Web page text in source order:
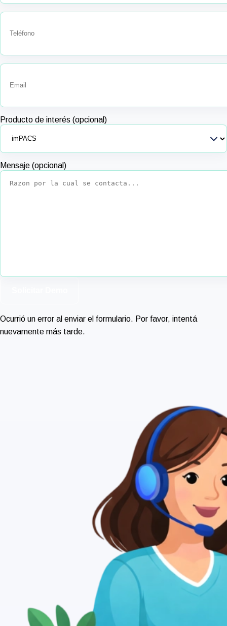
Producto de interés (opcional)
Mensaje (opcional)
Ocurrió un error al enviar el formulario. Por favor, intentá
nuevamente más tarde.